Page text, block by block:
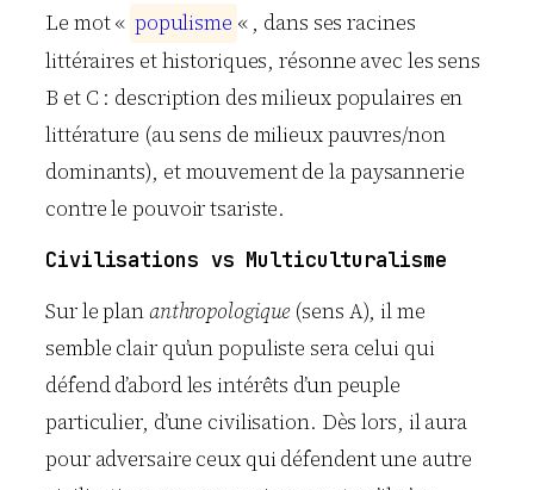
Le mot « populisme « , dans ses racines
littéraires et historiques, résonne avec les sens
B et C : description des milieux populaires en
littérature (au sens de milieux pauvres/non
dominants), et mouvement de la paysannerie
contre le pouvoir tsariste.
Civilisations vs Multiculturalisme
Sur le plananthropologique(sens A), il me
semble clair qu’un populiste sera celui qui
défend d’abord les intérêts d’un peuple
particulier, d’une civilisation. Dès lors, il aura
pour adversaire ceux qui défendent une autre